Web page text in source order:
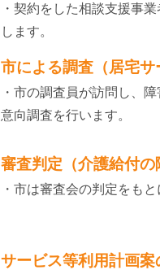
・契約をした相談支援事
します。
市による調査（居宅サ
・市の調査員が訪問し、
意向調査を行います。
審査判定（介護給付の
・市は審査会の判定をも
サービス等利用計画案